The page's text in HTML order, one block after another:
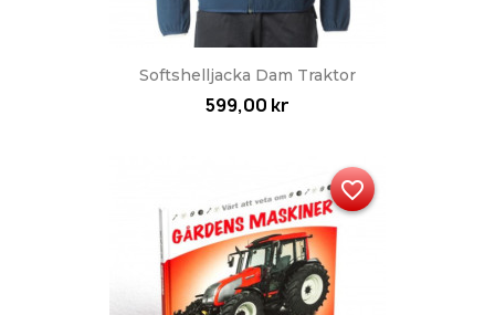
Softshelljacka Dam Traktor
599,00 kr
favorite_border